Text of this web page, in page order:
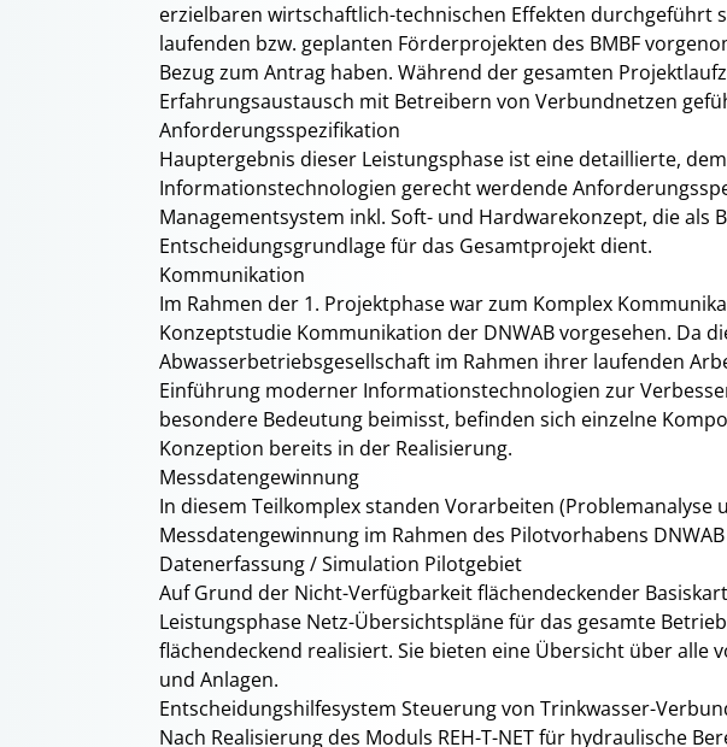
erzielbaren wirtschaftlich-technischen Effekten durchgeführt
laufenden bzw. geplanten Förderprojekten des BMBF
Bezug zum Antrag haben. Während der gesamten
Erfahrungsaustausch mit Betreibern von Verbundnetzen
Anforderungsspezifikation
Hauptergebnis dieser Leistungsphase ist eine detaillierte,
Informationstechnologien gerecht werdende
Managementsystem inkl. Soft- und Hardwarekonzept, die als
Entscheidungsgrundlage für das Gesamtprojekt dient.
Kommunikation
Im Rahmen der 1. Projektphase war zum Komplex
Konzeptstudie Kommunikation der DNWAB vorgesehen. Da
Abwasserbetriebsgesellschaft im Rahmen ihrer laufenden
Einführung moderner Informationstechnologien zur
besondere Bedeutung beimisst, befinden sich einzelne
Konzeption bereits in der Realisierung.
Messdatengewinnung
In diesem Teilkomplex standen Vorarbeiten (Problemanalyse
Messdatengewinnung im Rahmen des Pilotvorhabens
Datenerfassung / Simulation Pilotgebiet
Auf Grund der Nicht-Verfügbarkeit flächendeckender
Leistungsphase Netz-Übersichtspläne für das gesamte
flächendeckend realisiert. Sie bieten eine Übersicht über alle
und Anlagen.
Entscheidungshilfesystem Steuerung von Trinkwasser-
Nach Realisierung des Moduls REH-T-NET für hydraulische